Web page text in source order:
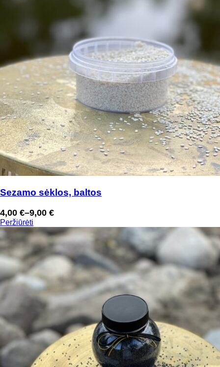
Sezamo sėklos, baltos
4,00 €–9,00 €
Price
range:
4,00 €
through
9,00 €
Peržiūrėti